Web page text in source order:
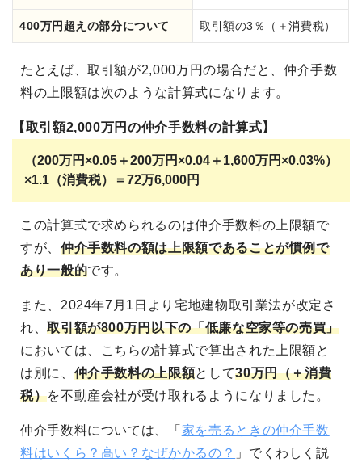
400万円超えの部分について 取引額の3％（＋消費税）
たとえば、取引額が2,000万円の場合だと、仲介手数
料の上限額は次のような計算式になります。
【取引額2,000万円の仲介手数料の計算式】
（200万円×0.05＋200万円×0.04＋1,600万円×0.03%）
×1.1（消費税）＝72万6,000円
この計算式で求められるのは仲介手数料の上限額で
すが、 仲介手数料の額は上限額であることが慣例で
あり一般的です。
また、2024年7月1日より宅地建物取引業法が改定さ
れ、取引額が800万円以下の「低廉な空家等の売買」
においては、こちらの計算式で算出された上限額と
は別に、 仲介手数料の上限額として30万円（＋消費
税）を不動産会社が受け取れるようになりました。
仲介手数料については、「 家を売るときの仲介手数
料はいくら？高い？なぜかかるの？ 」でくわしく説